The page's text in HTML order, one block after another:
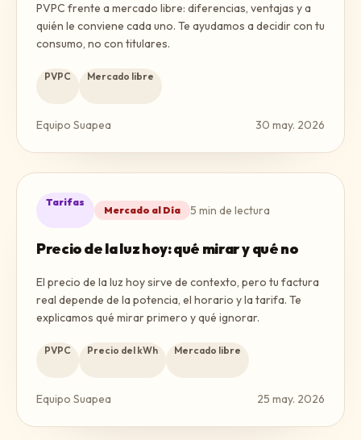
PVPC frente a mercado libre: diferencias, ventajas y a
quién le conviene cada uno. Te ayudamos a decidir con tu
consumo, no con titulares.
PVPC Mercado libre
Equipo Suapea 30 may. 2026
Tarifas
Mercado al Día 5 min de lectura
Precio de la luz hoy: qué mirar y qué no
El precio de la luz hoy sirve de contexto, pero tu factura
real depende de la potencia, el horario y la tarifa. Te
explicamos qué mirar primero y qué ignorar.
PVPC Precio del kWh Mercado libre
Equipo Suapea 25 may. 2026